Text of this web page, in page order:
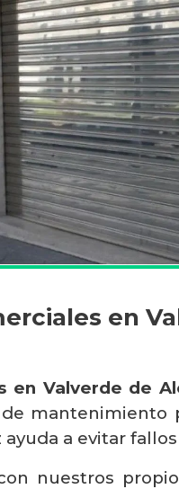
en
en Valverde de
a evitar
nuestros